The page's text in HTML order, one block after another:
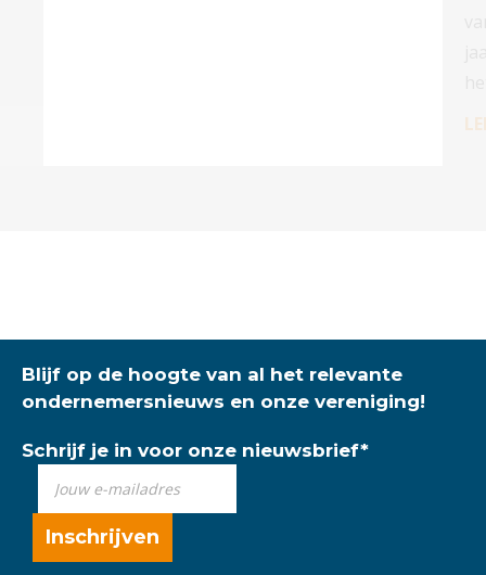
Blijf op de hoogte van al het relevante
ondernemersnieuws en onze vereniging!
Schrijf je in voor onze nieuwsbrief*